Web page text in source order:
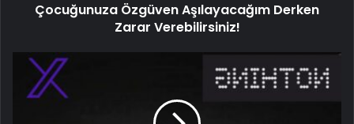
Çocuğunuza Özgüven Aşılayacağım Derken
Zarar Verebilirsiniz!